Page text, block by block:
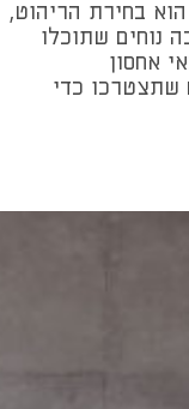
בחירת הריהוט,
נוחים שתוכלו
אחסון
שתצטרכו כדי